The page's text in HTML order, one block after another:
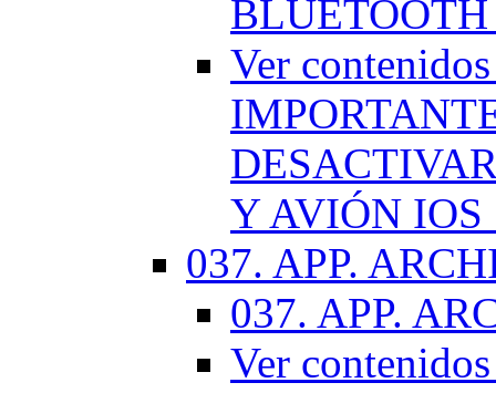
Ver
Y AVIÓN IOS
037. APP.
037. APP.
Ver